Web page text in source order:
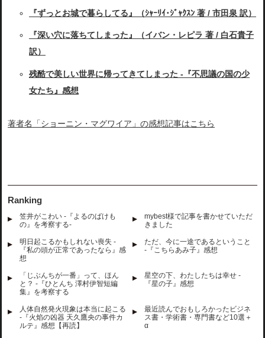
『ずっとお城で暮らしてる』（ｼｬｰﾘｲ･ｼﾞｬｸｽﾝ 著 / 市田泉 訳）
『深い穴に落ちてしまった』（イバン・レピラ 著 / 白石貴子
訳）
残酷で美しい世界に帰ってきてしまった -『不思議の国の少
女たち』感想
著者名「ショーニン・マグワイア」の感想記事はこちら
Ranking
笠井がこわい -『よるのばけも
の』を考察する-
mybest様で記事を書かせていただ
きました
明日起こるかもしれない喪失 -
『私の頭が正常であったなら』感
想
ただ、今に一途であるということ
-『こちらあみ子』感想
「じぶんちが一番」って、ほん
と？ -『ひとんち 澤村伊智短編
集』を考察する
星空の下、わたしたちは幸せ -
『星の子』感想
人体自然発火現象は本当に起こる
-『火焰の凶器 天久鷹央の事件カ
ルテ』感想【再読】
最近読んでおもしろかったビジネ
ス書・学術書・専門書など10選＋
α